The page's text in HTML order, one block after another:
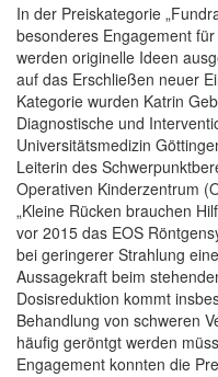
In der Preiskategorie
besonderes Engagement
werden originelle Ideen
auf das Erschließen neuer
Kategorie wurden Katrin
Diagnostische und
Universitätsmedizin
Leiterin des
Operativen Kinderzentrum
„Kleine Rücken brauchen
vor 2015 das EOS
bei geringerer Strahlung
Aussagekraft beim
Dosisreduktion kommt
Behandlung von schweren
häufig geröntgt werden
Engagement konnten die